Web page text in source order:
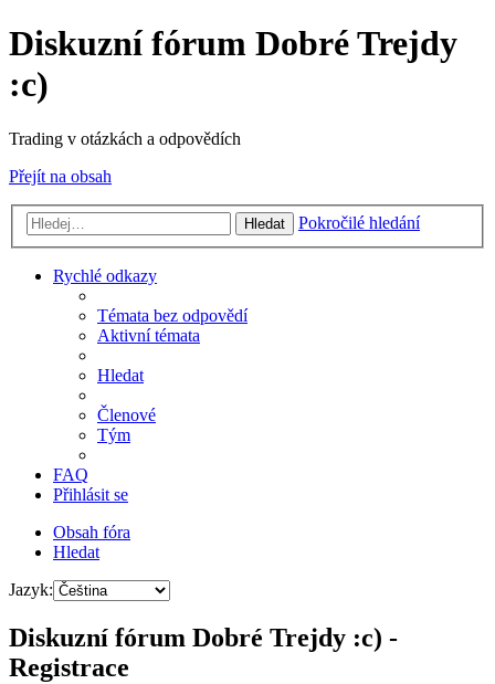
Diskuzní fórum Dobré Trejdy
:c)
Trading v otázkách a odpovědích
Přejít na obsah
Hledat Pokročilé hledání
Rychlé odkazy
Témata bez odpovědí
Aktivní témata
Hledat
Členové
Tým
FAQ
Přihlásit se
Obsah fóra
Hledat
Jazyk:
Diskuzní fórum Dobré Trejdy :c) -
Registrace